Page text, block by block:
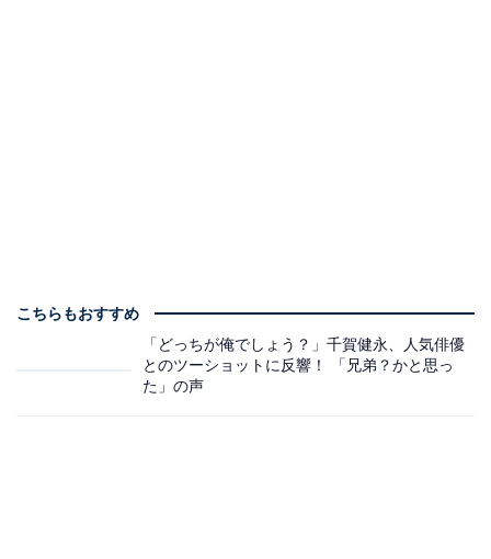
こちらもおすすめ
「どっちが俺でしょう？」千賀健永、人気俳優
とのツーショットに反響！ 「兄弟？かと思っ
た」の声